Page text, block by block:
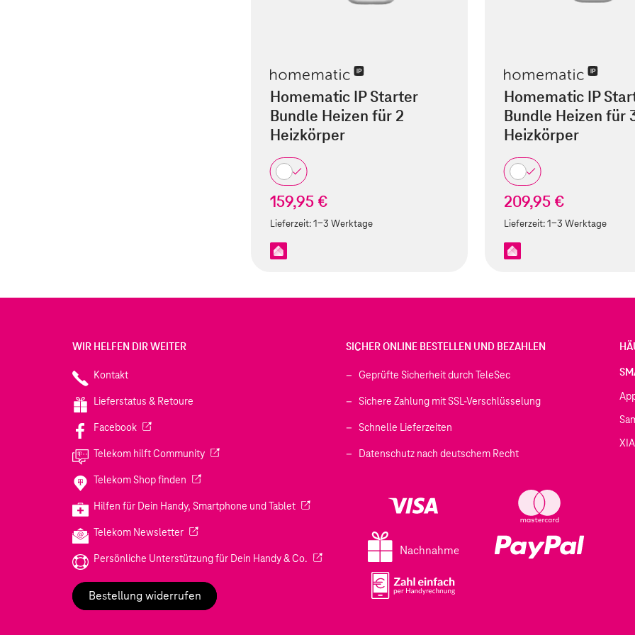
Homematic IP Starter
Bundle Heizen für 2
Heizkörper
159,95 €
Lieferzeit:1-3 Werktage
Homematic IP
Bundle Heizen für
Heizkörper
209,95 €
Lieferzeit:1-3 Werktage
WIR HELFEN DIR WEITER
Kontakt
Lieferstatus & Retoure
Facebook(Wird in einem neuen Tab geöffnet)
Telekom hilft Community(Wird in einem neuen Tab geöffnet)
Telekom Shop finden (Wird in einem neuen Tab geöffnet)
Hilfen für Dein Handy, Smartphone und Tablet(Wird in einem neuen Tab geöffnet)
Telekom Newsletter(Wird in einem neuen Tab geöffnet)
Persönliche Unterstützung für Dein Handy & Co. (Wird in einem neuen Tab geöffnet)
Bestellung widerrufen
SICHER ONLINE BESTELLEN UND BEZAHLEN
Geprüfte Sicherheit durch TeleSec
Sichere Zahlung mit SSL-Verschlüsselung
Schnelle Lieferzeiten
Datenschutz nach deutschem Recht
Nachnahme